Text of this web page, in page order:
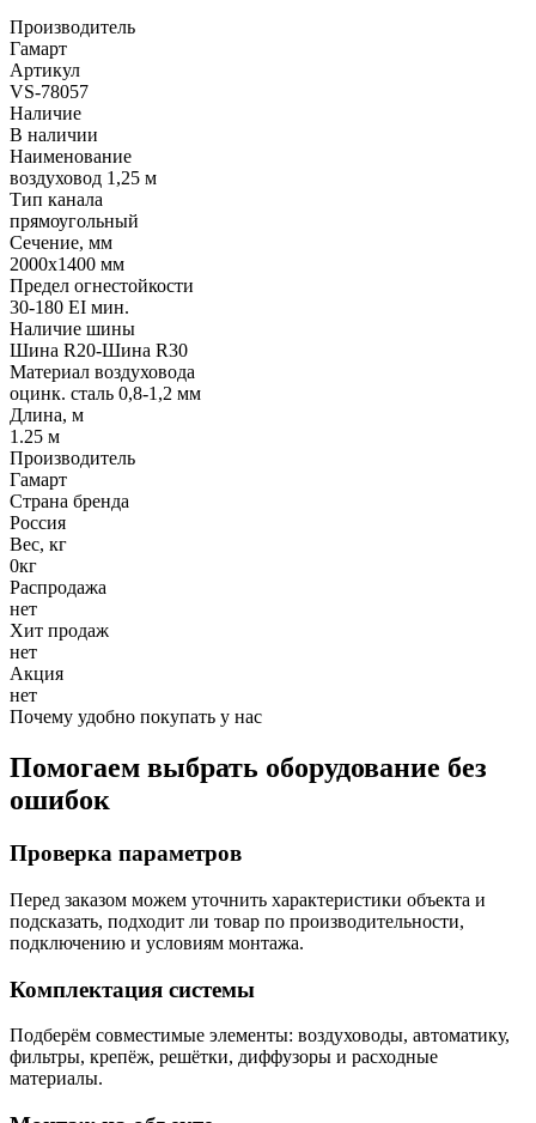
Производитель
Гамарт
Артикул
VS-78057
Наличие
В наличии
Наименование
воздуховод 1,25 м
Тип канала
прямоугольный
Сечение, мм
2000x1400 мм
Предел огнестойкости
30-180 EI мин.
Наличие шины
Шина R20-Шина R30
Материал воздуховода
оцинк. сталь 0,8-1,2 мм
Длина, м
1.25 м
Производитель
Гамарт
Страна бренда
Россия
Вес, кг
0кг
Распродажа
нет
Хит продаж
нет
Акция
нет
Почему удобно покупать у нас
Помогаем выбрать оборудование без
ошибок
Проверка параметров
Перед заказом можем уточнить характеристики объекта и
подсказать, подходит ли товар по производительности,
подключению и условиям монтажа.
Комплектация системы
Подберём совместимые элементы: воздуховоды, автоматику,
фильтры, крепёж, решётки, диффузоры и расходные
материалы.